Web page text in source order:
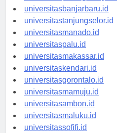
universitaspalangkaraya.id
universitasbanjarbaru.id
universitastanjungselor.id
universitasmanado.id
universitaspalu.id
universitasmakassar.id
universitaskendari.id
universitasgorontalo.id
universitasmamuju.id
universitasambon.id
universitasmaluku.id